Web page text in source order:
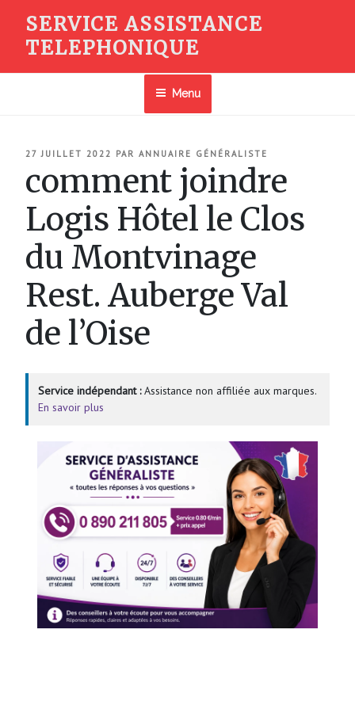
contenu
SERVICE ASSISTANCE
TELEPHONIQUE
Menu
PUBLIÉ
27 JUILLET 2022 PAR ANNUAIRE GÉNÉRALISTE
comment joindre
Logis Hôtel le Clos
du Montvinage
Rest. Auberge Val
de l’Oise
Service indépendant :Assistance non affiliée aux marques.
En savoir plus